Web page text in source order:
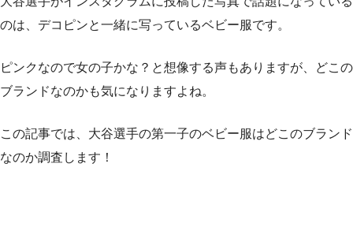
のは、デコピンと一緒に写っているベビー服です。
ピンクなので女の子かな？と想像する声もありますが、どこの
ブランドなのかも気になりますよね。
この記事では、大谷選手の第一子のベビー服はどこのブランド
なのか調査します！